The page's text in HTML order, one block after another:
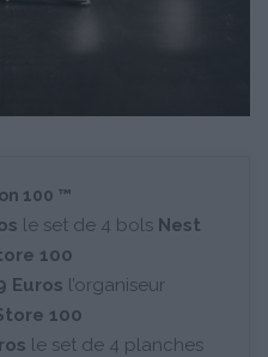
100 ™
le set de 4 bols Nest
100
Euros l’organiseur
100
le set de 4 planches